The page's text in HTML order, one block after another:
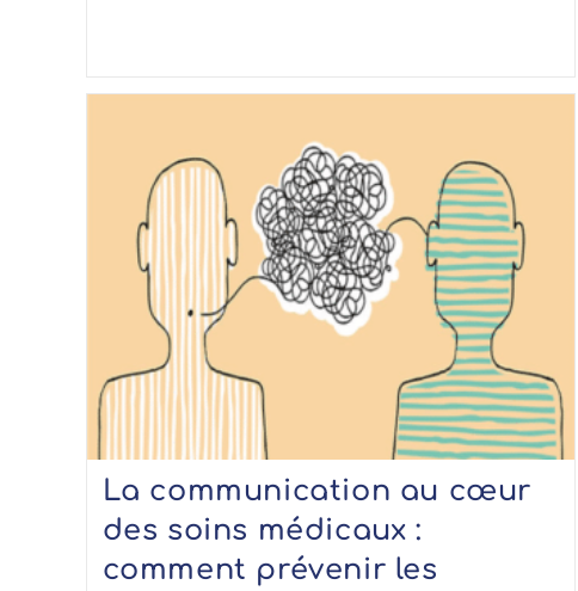
La communication au cœur
des soins médicaux :
comment prévenir les